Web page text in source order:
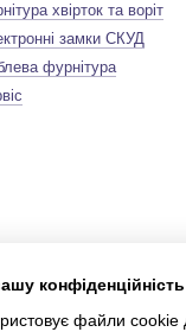
хвірток та воріт
замки СКУД
фурнітура
конфіденційність
файли cookie